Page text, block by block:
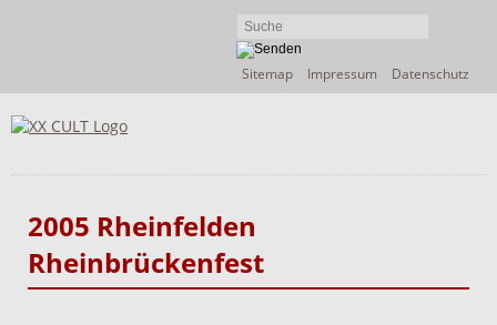
Navigation
Sitemap Impressum Datenschutz
2005 Rheinfelden
Rheinbrückenfest